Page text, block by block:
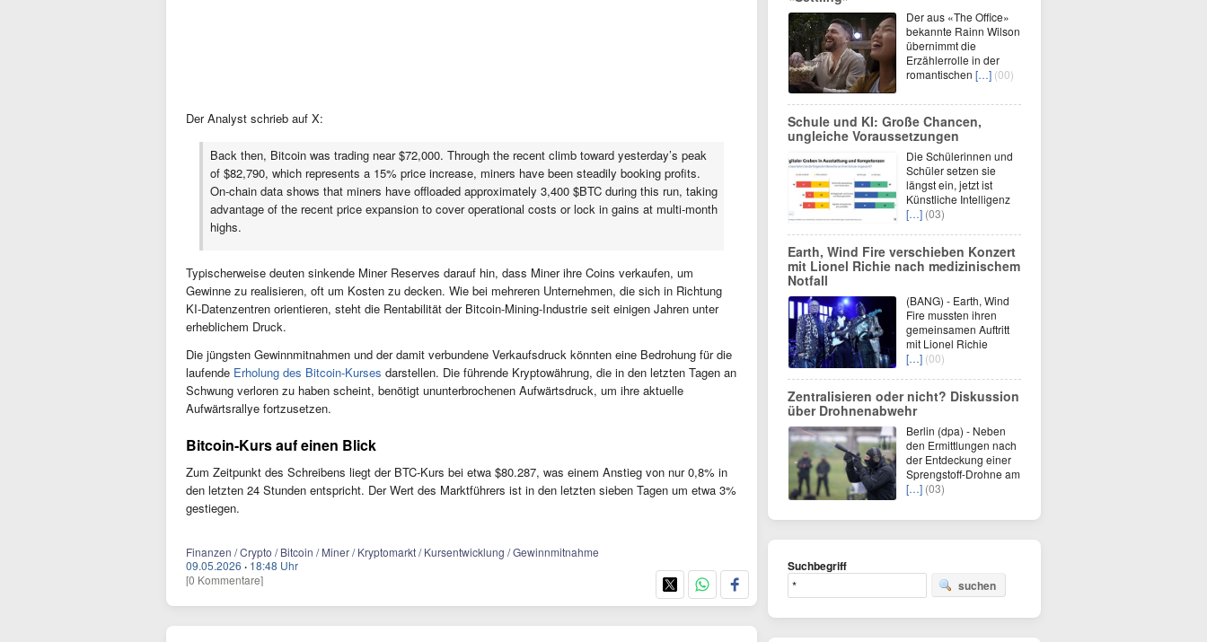
Der Analyst schrieb auf X:
Back then, Bitcoin was trading near $72,000. Through the recent climb toward yesterday’s peak
of $82,790, which represents a 15% price increase, miners have been steadily booking profits.
On-chain data shows that miners have offloaded approximately 3,400 $BTC during this run, taking
advantage of the recent price expansion to cover operational costs or lock in gains at multi-month
highs.
Typischerweise deuten sinkende Miner Reserves darauf hin, dass Miner ihre Coins verkaufen, um
Gewinne zu realisieren, oft um Kosten zu decken. Wie bei mehreren Unternehmen, die sich in Richtung
KI-Datenzentren orientieren, steht die Rentabilität der Bitcoin-Mining-Industrie seit einigen Jahren unter
erheblichem Druck.
Die jüngsten Gewinnmitnahmen und der damit verbundene Verkaufsdruck könnten eine Bedrohung für die
laufende Erholung des Bitcoin-Kurses darstellen. Die führende Kryptowährung, die in den letzten Tagen an
Schwung verloren zu haben scheint, benötigt ununterbrochenen Aufwärtsdruck, um ihre aktuelle
Aufwärtsrallye fortzusetzen.
Bitcoin-Kurs auf einen Blick
Zum Zeitpunkt des Schreibens liegt der BTC-Kurs bei etwa $80.287, was einem Anstieg von nur 0,8% in
den letzten 24 Stunden entspricht. Der Wert des Marktführers ist in den letzten sieben Tagen um etwa 3%
gestiegen.
Finanzen / Crypto / Bitcoin / Miner / Kryptomarkt / Kursentwicklung / Gewinnmitnahme
09.05.2026 · 18:48 Uhr
[0 Kommentare]
Der aus «The Office»
bekannte Rainn Wilson
übernimmt die
Erzählerrolle in der
romantischen […] (00)
Schule und KI: Große Chancen,
ungleiche Voraussetzungen
Die Schülerinnen und
Schüler setzen sie
längst ein, jetzt ist
Künstliche Intelligenz
[…] (03)
Earth, Wind Fire verschieben Konzert
mit Lionel Richie nach medizinischem
Notfall
(BANG) - Earth, Wind
Fire mussten ihren
gemeinsamen Auftritt
mit Lionel Richie
[…] (00)
Zentralisieren oder nicht? Diskussion
über Drohnenabwehr
Berlin (dpa) - Neben
den Ermittlungen nach
der Entdeckung einer
Sprengstoff-Drohne am
[…] (03)
Suchbegriff
suchen